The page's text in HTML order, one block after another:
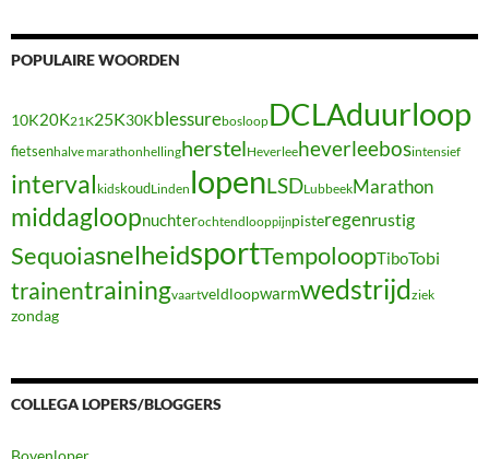
POPULAIRE WOORDEN
10K20K21K25K30KblessurebosloopDCLAduurloop
fietsenhalve marathonhellingherstelHeverleeheverleebosintensief
interval kidskoudLinden lopenLSDLubbeekMarathon
middagloopnuchterochtendlooppijnpisteregenrustig
SequoiasnelheidsportTempoloopTiboTobi
trainentrainingvaartveldloopwarmwedstrijdziek
zondag
COLLEGA LOPERS/BLOGGERS
Bovenloper